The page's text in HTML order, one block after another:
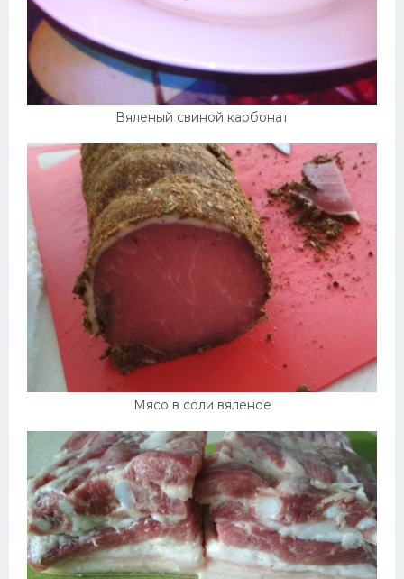
Вяленый свиной карбонат
Мясо в соли вяленое